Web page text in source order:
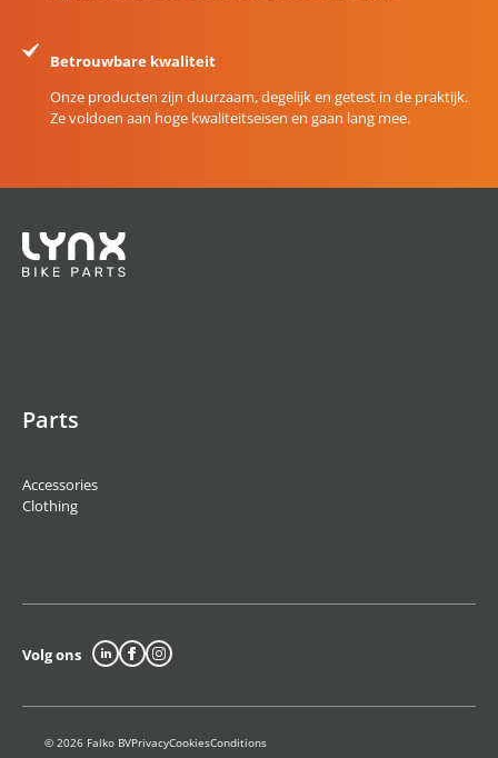
Betrouwbare kwaliteit
Onze producten zijn duurzaam, degelijk en getest in de praktijk.
Ze voldoen aan hoge kwaliteitseisen en gaan lang mee.
Parts
Accessories
Clothing
Volg ons
© 2026 Falko BVPrivacyCookiesConditions